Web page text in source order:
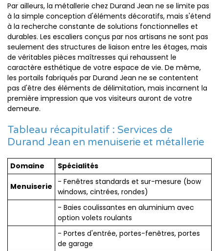
Par ailleurs, la métallerie chez Durand Jean ne se limite pas
à la simple conception d'éléments décoratifs, mais s'étend
à la recherche constante de solutions fonctionnelles et
durables. Les escaliers conçus par nos artisans ne sont pas
seulement des structures de liaison entre les étages, mais
de véritables pièces maîtresses qui rehaussent le
caractère esthétique de votre espace de vie. De même,
les portails fabriqués par Durand Jean ne se contentent
pas d'être des éléments de délimitation, mais incarnent la
première impression que vos visiteurs auront de votre
demeure.
Tableau récapitulatif : Services de
Durand Jean en menuiserie et métallerie
Domaine Spécialités
Menuiserie
- Fenêtres standards et sur-mesure (bow
windows, cintrées, rondes)
- Baies coulissantes en aluminium avec
option volets roulants
- Portes d'entrée, portes-fenêtres, portes
de garage